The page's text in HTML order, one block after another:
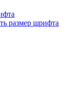
размер шрифта